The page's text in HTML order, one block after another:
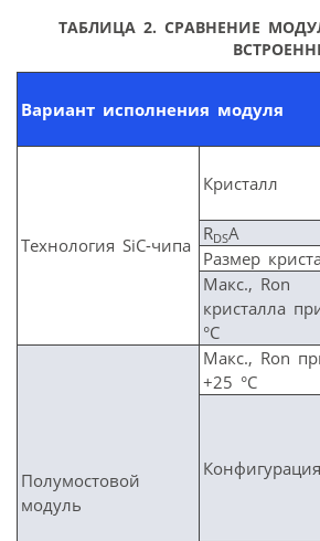
ТАБЛИЦА 2. СРАВНЕНИЕ
Вариант исполнения модуля
Технология SiC-чипа
Кристалл
RDSA
Размер
Макс., Ron
кристалла
°C
Полумостовой
модуль
Макс., Ron
+25 °C
Конфигурация